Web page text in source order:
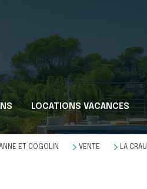
LOCATIONS VACANCES
ET COGOLIN VENTE LA CRAU